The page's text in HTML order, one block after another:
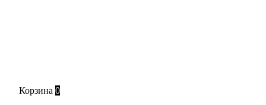
Корзина 0